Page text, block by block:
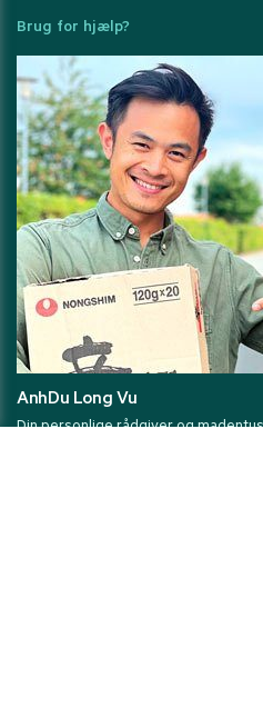
Brug for hjælp?
AnhDu Long Vu
Din personlige rådgiver og